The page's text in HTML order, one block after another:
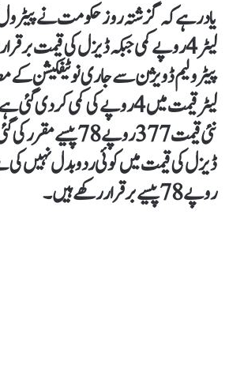
یاد رہے کہ گزشتہ روز حکومت نے
لیٹر 4 روپے کمی جبکہ ڈیزل کی قیمت
پیٹرولیم ڈویژن سے جاری نوٹیفکیشن کے
لیٹر قیمت میں 4 روپے کی کمی
نئی قیمت 377 روپے
روپے 78 پیسے برقرار رکھے ہیں۔